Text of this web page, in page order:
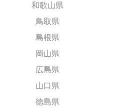
和歌山県
鳥取県
島根県
岡山県
広島県
山口県
徳島県